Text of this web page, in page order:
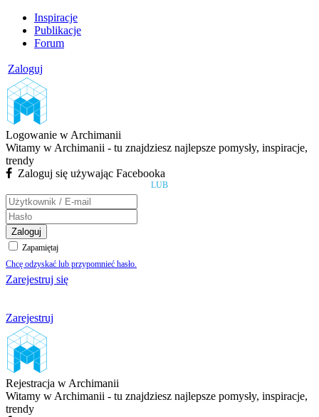
Inspiracje
Publikacje
Forum
Zaloguj
Logowanie w Archimanii
Witamy w Archimanii - tu znajdziesz najlepsze pomysły, inspiracje,
trendy
Zaloguj się używając Facebooka
LUB
Zaloguj
Zapamiętaj
Chcę odzyskać lub przypomnieć hasło.
Zarejestruj się
Zarejestruj
Rejestracja w Archimanii
Witamy w Archimanii - tu znajdziesz najlepsze pomysły, inspiracje,
trendy